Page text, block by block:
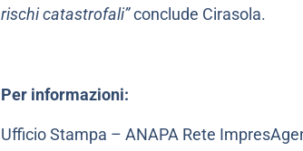
rischi catastrofali”conclude Cirasola.
Per informazioni:
Ufficio Stampa – ANAPA Rete